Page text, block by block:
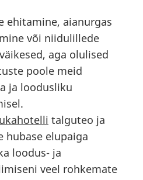
ehitamine, aianurgas
või niidulillede
aga olulised
poole meid
ja loodusliku
talguteo ja
elupaiga
loodus- ja
veel rohkemate